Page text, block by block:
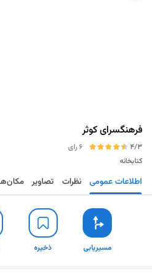
فرهنگسرای کوثر
4/3
6 رای
کتابخانه
مسیریابی ذخیره اطلاعات عمومی نظرات تصاویر
مسیریابی ذخیره